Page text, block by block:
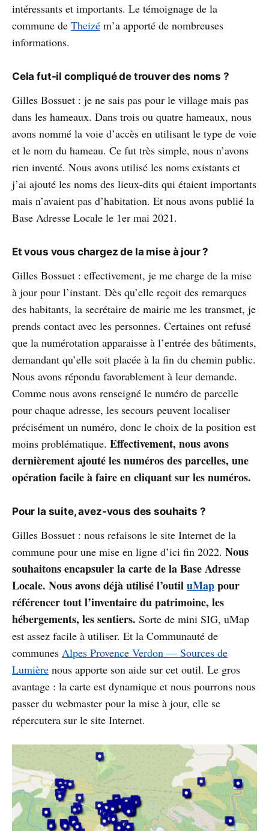
intéressants et importants. Le témoignage de la
commune de Theizé m’a apporté de nombreuses
informations.
Cela fut-il compliqué de trouver des noms ?
Gilles Bossuet : je ne sais pas pour le village mais pas
dans les hameaux. Dans trois ou quatre hameaux, nous
avons nommé la voie d’accès en utilisant le type de voie
et le nom du hameau. Ce fut très simple, nous n’avons
rien inventé. Nous avons utilisé les noms existants et
j’ai ajouté les noms des lieux-dits qui étaient importants
mais n’avaient pas d’habitation. Et nous avons publié la
Base Adresse Locale le 1er mai 2021.
Et vous vous chargez de la mise à jour ?
Gilles Bossuet : effectivement, je me charge de la mise
à jour pour l’instant. Dès qu’elle reçoit des remarques
des habitants, la secrétaire de mairie me les transmet, je
prends contact avec les personnes. Certaines ont refusé
que la numérotation apparaisse à l’entrée des bâtiments,
demandant qu’elle soit placée à la fin du chemin public.
Nous avons répondu favorablement à leur demande.
Comme nous avons renseigné le numéro de parcelle
pour chaque adresse, les secours peuvent localiser
précisément un numéro, donc le choix de la position est
moins problématique. Effectivement, nous avons
dernièrement ajouté les numéros des parcelles, une
opération facile à faire en cliquant sur les numéros.
Pour la suite, avez-vous des souhaits ?
Gilles Bossuet : nous refaisons le site Internet de la
commune pour une mise en ligne d’ici fin 2022. Nous
souhaitons encapsuler la carte de la Base Adresse
Locale. Nous avons déjà utilisé l’outiluMappour
référencer tout l’inventaire du patrimoine, les
hébergements, les sentiers. Sorte de mini SIG, uMap
est assez facile à utiliser. Et la Communauté de
communes Alpes Provence Verdon — Sources de
Lumière nous apporte son aide sur cet outil. Le gros
avantage : la carte est dynamique et nous pourrons nous
passer du webmaster pour la mise à jour, elle se
répercutera sur le site Internet.